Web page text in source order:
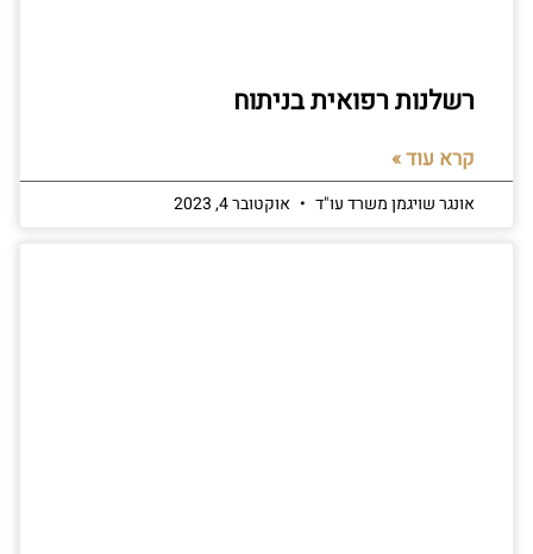
רשלנות רפואית בניתוח
קרא עוד »
אונגר שויגמן משרד עו"ד אוקטובר 4, 2023